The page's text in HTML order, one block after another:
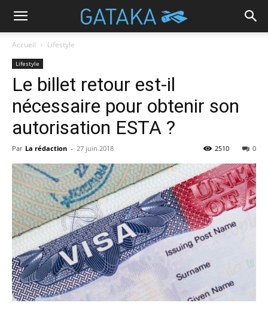
Accueil Lifestyle
Lifestyle
Le billet retour est-il
nécessaire pour obtenir son
autorisation ESTA ?
Par La rédaction - 27 juin 2018 0
2510